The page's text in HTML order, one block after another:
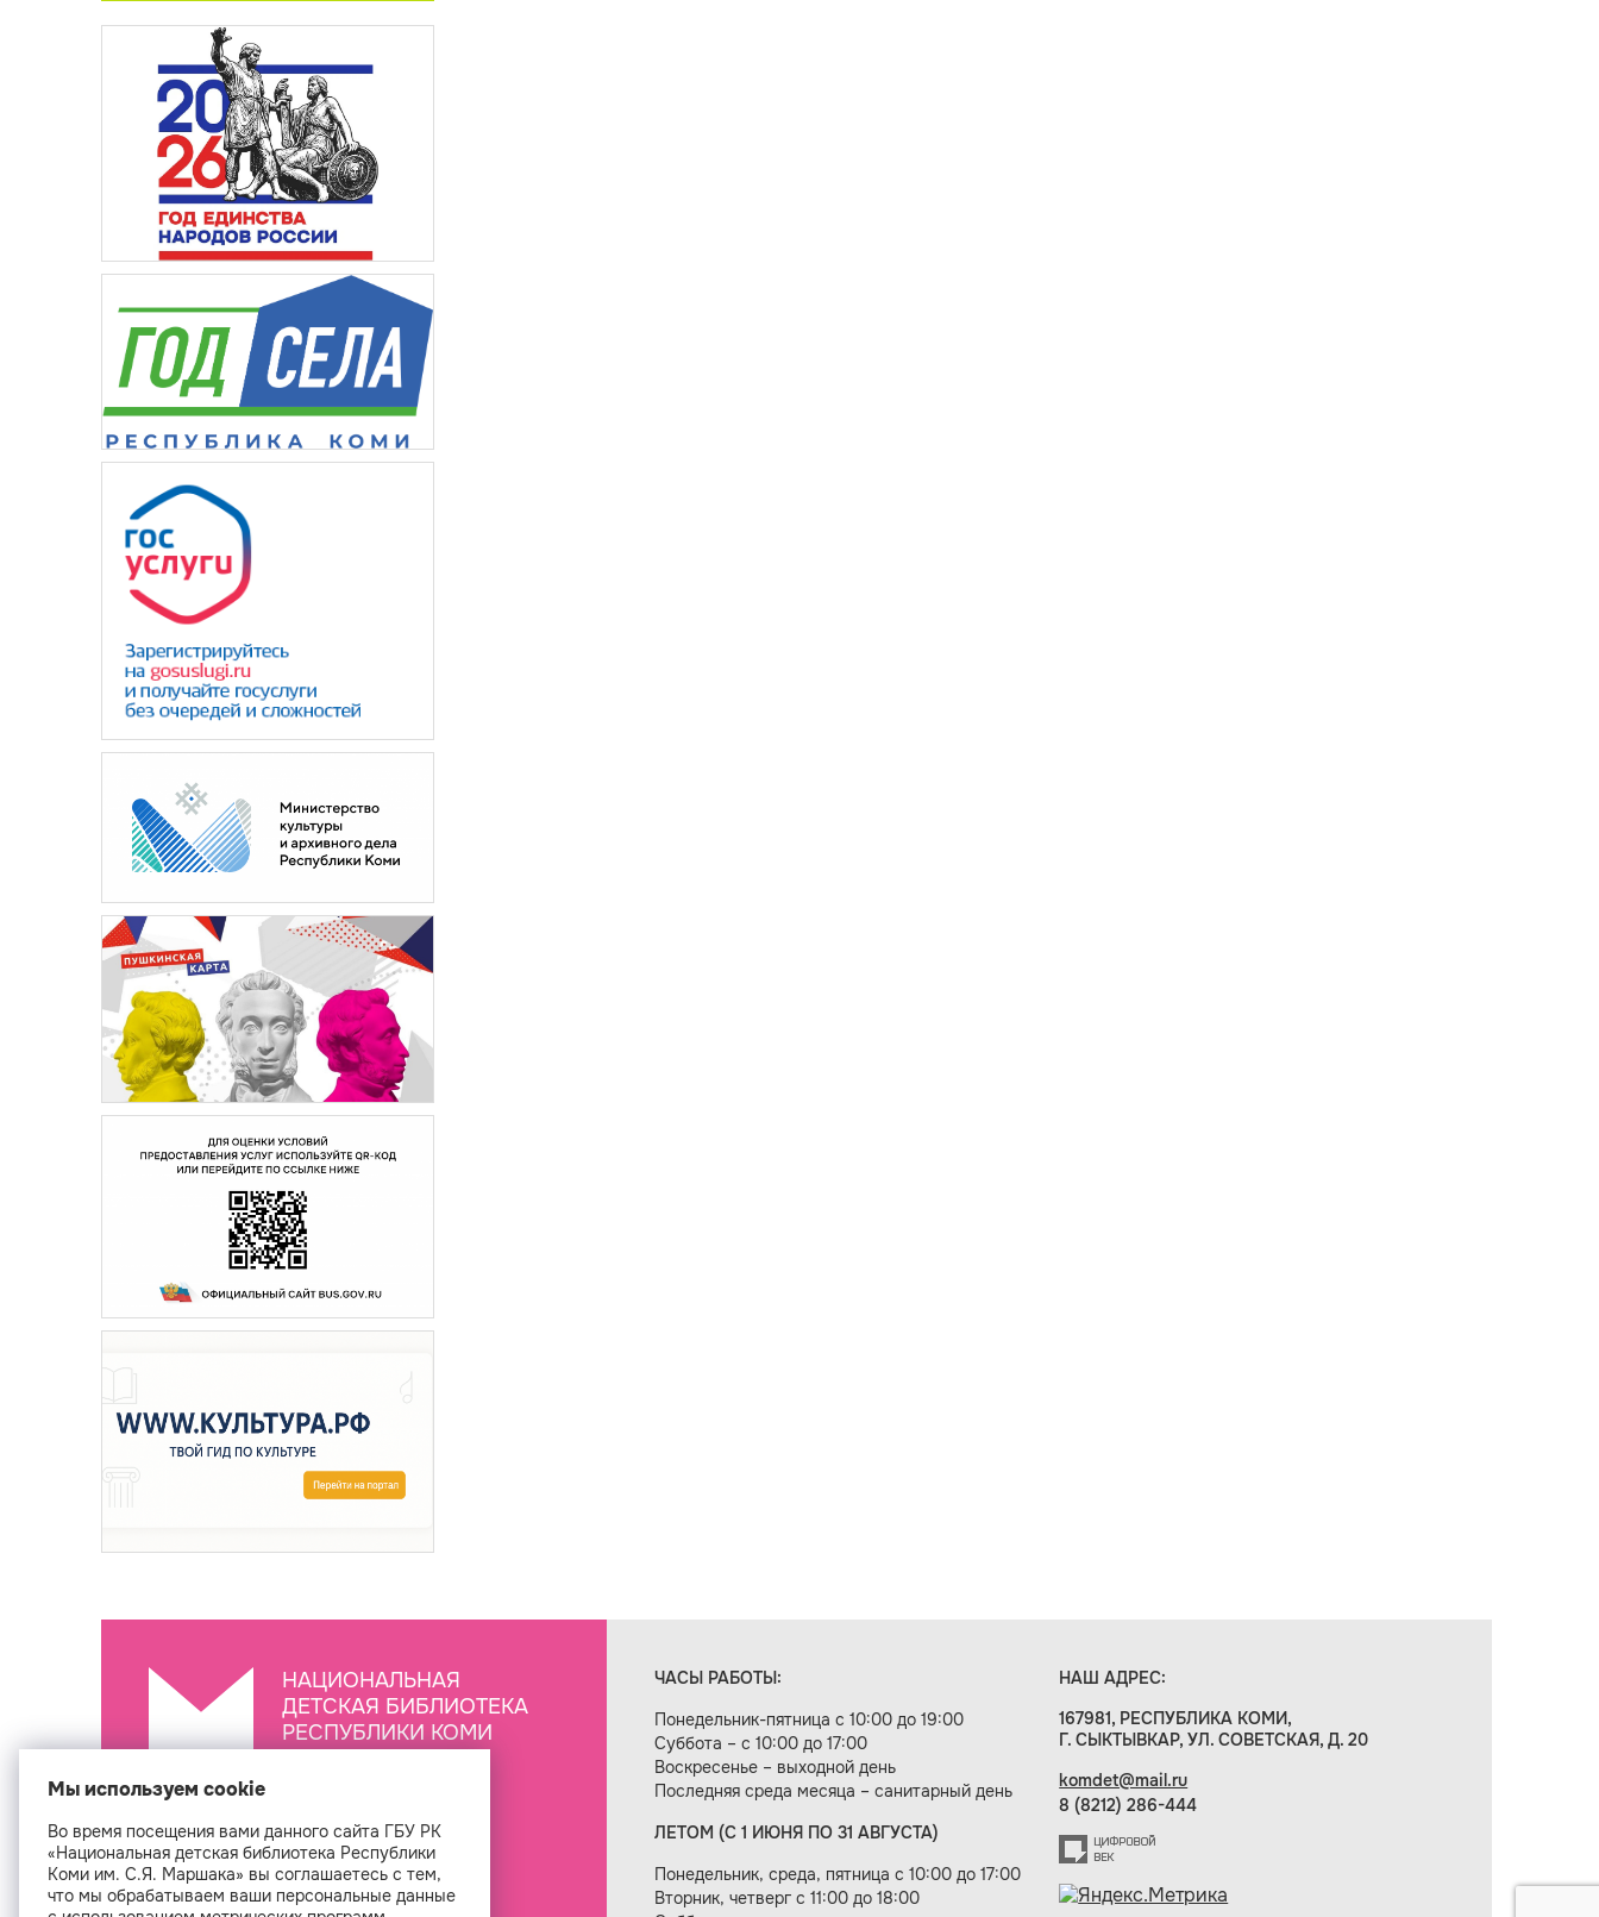
НАЦИОНАЛЬНАЯ
ДЕТСКАЯ БИБЛИОТЕКА
РЕСПУБЛИКИ КОМИ
ЧАСЫ РАБОТЫ:
Понедельник-пятница с 10:00 до 19:00
Суббота – с 10:00 до 17:00
Воскресенье – выходной день
Последняя среда месяца – санитарный день
ЛЕТОМ (С 1 ИЮНЯ ПО 31 АВГУСТА)
Понедельник, среда, пятница с 10:00 до 17:00
Вторник, четверг с 11:00 до 18:00
НАШ АДРЕС:
167981, РЕСПУБЛИКА КОМИ,
Г. СЫКТЫВКАР, УЛ. СОВЕТСКАЯ, Д. 20
komdet@mail.ru
8 (8212) 286-444
Создание сайта — веб-студия «Цифровой век»
Мы используем cookie
Во время посещения вами данного сайта ГБУ РК
«Национальная детская библиотека Республики
Коми им. С.Я. Маршака» вы соглашаетесь с тем,
что мы обрабатываем ваши персональные данные